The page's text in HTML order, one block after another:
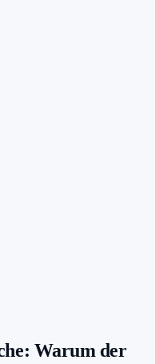
Warum der